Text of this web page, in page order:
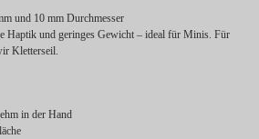
und 10 mm Durchmesser
Haptik und geringes Gewicht – ideal für Minis. Für
Kletterseil.
in der Hand